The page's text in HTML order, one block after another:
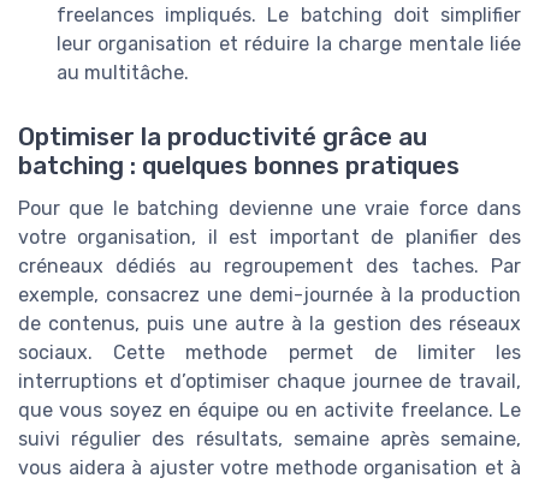
freelances impliqués. Le batching doit simplifier
leur organisation et réduire la charge mentale liée
au multitâche.
Optimiser la productivité grâce au
batching : quelques bonnes pratiques
Pour que le batching devienne une vraie force dans
votre organisation, il est important de planifier des
créneaux dédiés au regroupement des taches. Par
exemple, consacrez une demi-journée à la production
de contenus, puis une autre à la gestion des réseaux
sociaux. Cette methode permet de limiter les
interruptions et d’optimiser chaque journee de travail,
que vous soyez en équipe ou en activite freelance. Le
suivi régulier des résultats, semaine après semaine,
vous aidera à ajuster votre methode organisation et à